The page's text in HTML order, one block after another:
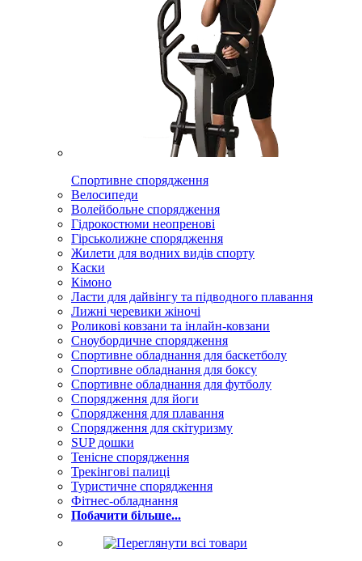
Спортивне спорядження
Велосипеди
Волейбольне спорядження
Гідрокостюми неопренові
Гірськолижне спорядження
Жилети для водних видів спорту
Каски
Кімоно
Ласти для дайвінгу та підводного плавання
Лижні черевики жіночі
Роликові ковзани та інлайн-ковзани
Сноубордичне спорядження
Спортивне обладнання для баскетболу
Спортивне обладнання для боксу
Спортивне обладнання для футболу
Спорядження для йоги
Спорядження для плавання
Спорядження для скітуризму
SUP дошки
Тенісне спорядження
Трекінгові палиці
Туристичне спорядження
Фітнес-обладнання
Побачити більше...